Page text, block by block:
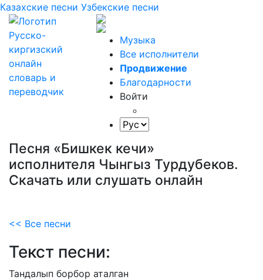
Казахские песни Узбекские песни
Музыка
Все исполнители
Продвижение
Благодарности
Войти
Песня «Бишкек кечи»
исполнителя Чынгыз Турдубеков.
Скачать или слушать онлайн
<< Все песни
Текст песни:
Тандалып борбор аталган